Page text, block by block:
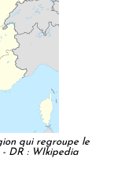
qui regroupe le
- DR : WIkipedia